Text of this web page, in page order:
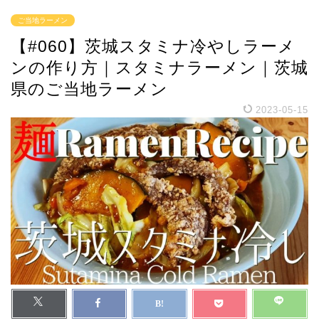
ご当地ラーメン
【#060】茨城スタミナ冷やしラーメ
ンの作り方｜スタミナラーメン｜茨城
県のご当地ラーメン
2023-05-15